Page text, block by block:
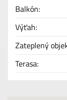
Balkón:
Výťah:
Zateplený
Terasa: